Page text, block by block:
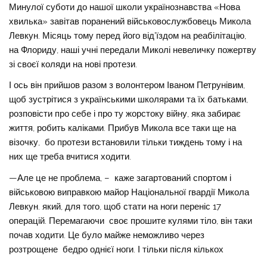
Минулої суботи до нашої школи українознавства «Нова
хвилька» завітав поранений військовослужбовець Микола
Левкун. Місяць тому перед його від’їздом на реабілітацію,
на Флориду, наші учні передали Миколі невеличку пожертву
зі своєї коляди на нові протези.
І ось він прийшов разом з волонтером Іваном Петрунівим,
щоб зустрітися з українськими школярами та їх батьками,
розповісти про себе і про ту жорстоку війну, яка забирає
життя, робить каліками. Прибув Микола все таки ще на
візочку, бо протези встановили тільки тиждень тому і на
них ще треба вчитися ходити.
—Але це не проблема, – каже загартований спортом і
військовою виправкою майор Національної гвардії Микола
Левкун. який, для того, щоб стати на ноги переніс 17
операцій. Перемагаючи своє прошите кулями тіло, він таки
почав ходити. Це було майже неможливо через
розтрощене бедро однієї ноги. І тільки після кількох